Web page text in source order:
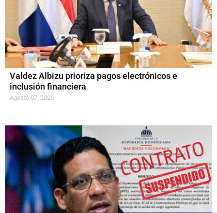
Valdez Albizu prioriza pagos electrónicos e
inclusión financiera
Agosto 07, 2026